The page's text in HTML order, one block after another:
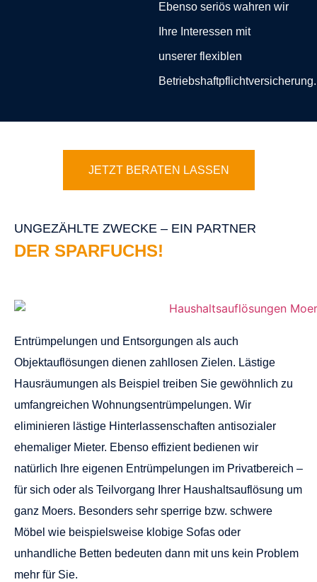
Ebenso seriös wahren wir
Ihre Interessen mit
unserer flexiblen
Betriebshaftpflichtversicherung.
JETZT BERATEN LASSEN
UNGEZÄHLTE ZWECKE – EIN PARTNER
DER SPARFUCHS!
Entrümpelungen und Entsorgungen als auch
Objektauflösungen dienen zahllosen Zielen. Lästige
Hausräumungen als Beispiel treiben Sie gewöhnlich zu
umfangreichen Wohnungsentrümpelungen. Wir
eliminieren lästige Hinterlassenschaften antisozialer
ehemaliger Mieter. Ebenso effizient bedienen wir
natürlich Ihre eigenen Entrümpelungen im Privatbereich –
für sich oder als Teilvorgang Ihrer Haushaltsauflösung um
ganz Moers. Besonders sehr sperrige bzw. schwere
Möbel wie beispielsweise klobige Sofas oder
unhandliche Betten bedeuten dann mit uns kein Problem
mehr für Sie.